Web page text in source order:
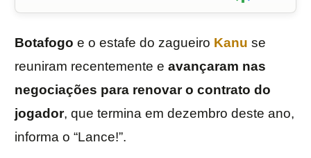
Botafogo e o estafe do zagueiro Kanu se
reuniram recentemente e avançaram nas
negociações para renovar o contrato do
jogador, que termina em dezembro deste ano,
informa o “Lance!”.